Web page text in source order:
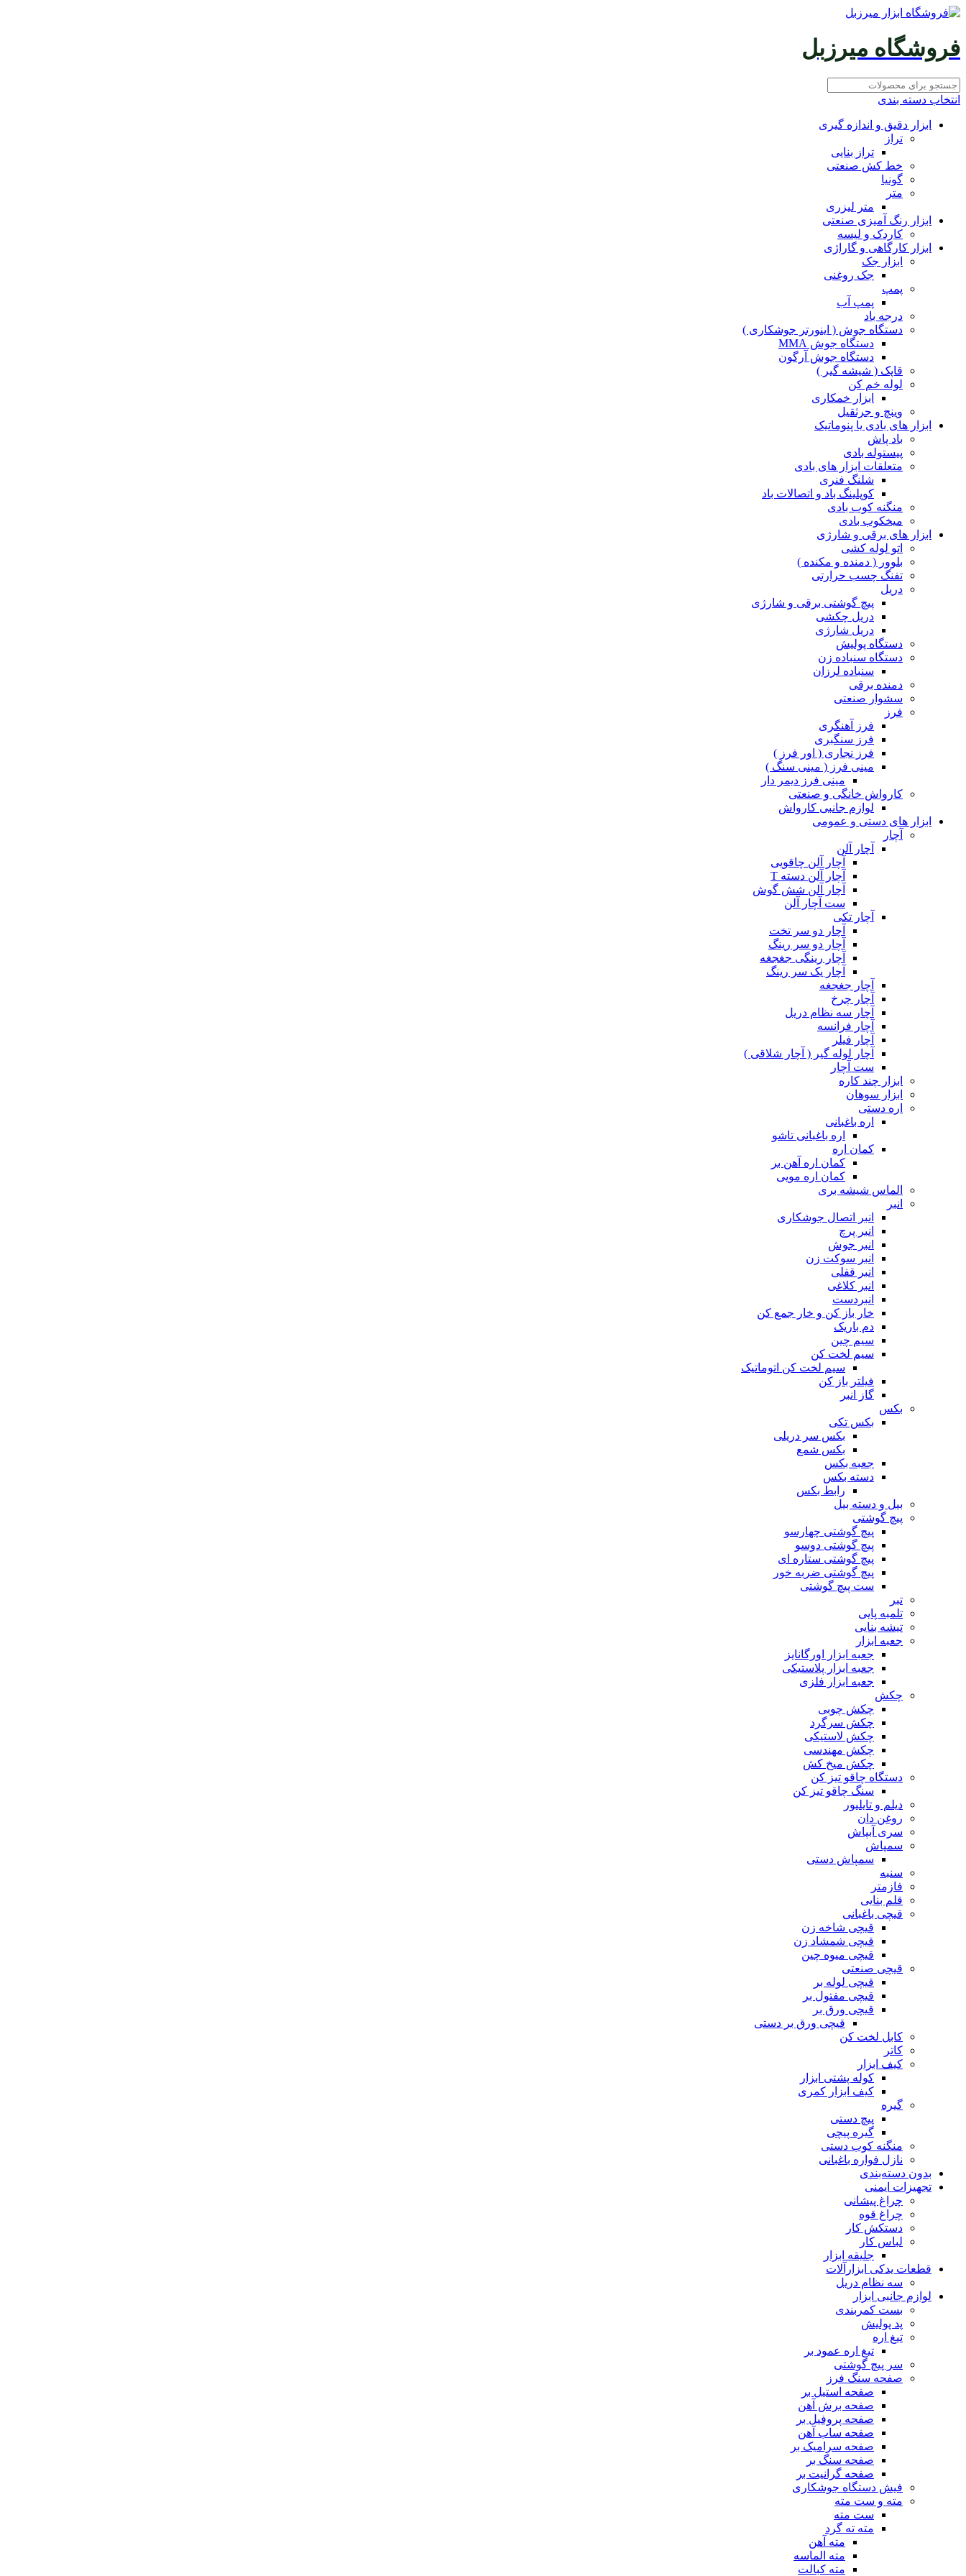
فروشگاه میرزبل
انتخاب دسته بندی
ابزار دقیق و اندازه گیری
تراز
تراز بنایی
خط کش صنعتی
گونیا
متر
متر لیزری
ابزار رنگ آمیزی صنعتی
کاردک و لیسه
ابزار کارگاهی و گاراژی
ابزار جک
جک روغنی
پمپ
پمپ آب
درجه باد
دستگاه جوش ( اینورتر جوشکاری )
دستگاه جوش MMA
دستگاه جوش آرگون
قاپک ( شیشه گیر )
لوله خم کن
ابزار خمکاری
وینچ و جرثقیل
ابزار های بادی یا پنوماتیک
باد پاش
پیستوله بادی
متعلقات ابزار های بادی
شلنگ فنری
کوپلینگ باد و اتصالات باد
منگنه کوب بادی
میخکوب بادی
ابزار های برقی و شارژی
اتو لوله کشی
بلوور ( دمنده و مکنده )
تفنگ چسب حرارتی
دریل
پیچ گوشتی برقی و شارژی
دریل چکشی
دریل شارژی
دستگاه پولیش
دستگاه سنباده زن
سنباده لرزان
دمنده برقی
سشوار صنعتی
فرز
فرز آهنگری
فرز سنگبری
فرز نجاری ( اور فرز )
مینی فرز ( مینی سنگ )
مینی فرز دیمر دار
کارواش خانگی و صنعتی
لوازم جانبی کارواش
ابزار های دستی و عمومی
آچار
آچار آلن
آچار آلن چاقویی
آچار آلن دسته T
آچار آلن شش گوش
ست آچار آلن
آچار تکی
آچار دو سر تخت
آچار دو سر رینگ
آچار رینگی جغجغه
آچار یک سر رینگ
آچار جغجغه
آچار چرخ
آچار سه نظام دریل
آچار فرانسه
آچار فیلر
آچار لوله گیر ( آچار شلاقی )
ست آچار
ابزار چند کاره
ابزار سوهان
اره دستی
اره باغبانی
اره باغبانی تاشو
کمان اره
کمان اره آهن بر
کمان اره مویی
الماس شیشه بری
انبر
انبر اتصال جوشکاری
انبر پرچ
انبر جوش
انبر سوکت زن
انبر قفلی
انبر کلاغی
انبردست
خار باز کن و خار جمع کن
دم باریک
سیم چین
سیم لخت کن
سیم لخت کن اتوماتیک
فیلتر باز کن
گاز انبر
بکس
بکس تکی
بکس سر دریلی
بکس شمع
جعبه بکس
دسته بکس
رابط بکس
بیل و دسته بیل
پیچ گوشتی
پیچ گوشتی چهارسو
پیچ گوشتی دوسو
پیچ گوشتی ستاره‌ ای
پیچ گوشتی ضربه خور
ست پیچ گوشتی
تبر
تلمبه پایی
تیشه بنایی
جعبه ابزار
جعبه ابزار اورگانایز
جعبه ابزار پلاستیکی
جعبه ابزار فلزی
چکش
چکش چوبی
چکش سرگرد
چکش لاستیکی
چکش مهندسی
چکش میخ کش
دستگاه چاقو تیز کن
سنگ چاقو تیز کن
دیلم و تایلیور
روغن دان
سری آبپاش
سمپاش
سمپاش دستی
سنبه
فازمتر
قلم بنایی
قیچی باغبانی
قیچی شاخه زن
قیچی شمشاد زن
قیچی میوه چین
قیچی صنعتی
قیچی لوله بر
قیچی مفتول بر
قیچی ورق بر
قیچی ورق بر دستی
کابل لخت کن
کاتر
کیف ابزار
کوله پشتی ابزار
کیف ابزار کمری
گیره
پیچ دستی
گیره پیچی
منگنه کوب دستی
نازل فواره باغبانی
بدون دسته‌بندی
تجهیزات ایمنی
چراغ پیشانی
چراغ قوه
دستکش کار
لباس کار
جلیقه ابزار
قطعات یدکی ابزارآلات
سه نظام دریل
لوازم جانبی ابزار
بست کمربندی
پد پولیش
تیغ اره
تیغ اره عمود بر
سر پیچ گوشتی
صفحه سنگ فرز
صفحه استیل بر
صفحه برش آهن
صفحه پروفیل بر
صفحه ساب آهن
صفحه سرامیک بر
صفحه سنگ بر
صفحه گرانیت بر
فیش دستگاه جوشکاری
مته و ست مته
ست مته
مته ته گرد
مته آهن
مته الماسه
مته کبالت